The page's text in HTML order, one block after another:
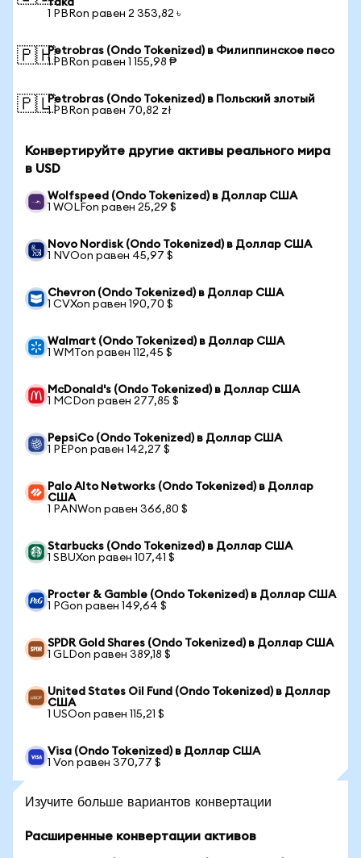
така
1 PBRon равен 2 353,82 ৳
🇵🇭Petrobras (Ondo Tokenized) в Филиппинское песо
1 PBRon равен 1 155,98 ₱
🇵🇱Petrobras (Ondo Tokenized) в Польский злотый
1 PBRon равен 70,82 zł
Конвертируйте другие активы реального мира
в USD
Wolfspeed (Ondo Tokenized) в Доллар США
1 WOLFon равен 25,29 $
Novo Nordisk (Ondo Tokenized) в Доллар США
1 NVOon равен 45,97 $
Chevron (Ondo Tokenized) в Доллар США
1 CVXon равен 190,70 $
Walmart (Ondo Tokenized) в Доллар США
1 WMTon равен 112,45 $
McDonald's (Ondo Tokenized) в Доллар США
1 MCDon равен 277,85 $
PepsiCo (Ondo Tokenized) в Доллар США
1 PEPon равен 142,27 $
Palo Alto Networks (Ondo Tokenized) в Доллар
США
1 PANWon равен 366,80 $
Starbucks (Ondo Tokenized) в Доллар США
1 SBUXon равен 107,41 $
Procter & Gamble (Ondo Tokenized) в Доллар США
1 PGon равен 149,64 $
SPDR Gold Shares (Ondo Tokenized) в Доллар США
1 GLDon равен 389,18 $
United States Oil Fund (Ondo Tokenized) в Доллар
США
1 USOon равен 115,21 $
Visa (Ondo Tokenized) в Доллар США
1 Von равен 370,77 $
Изучите больше вариантов конвертации
Расширенные конвертации активов